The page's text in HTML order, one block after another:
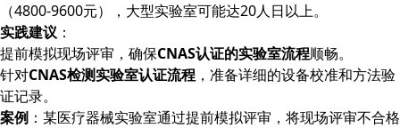
（4800-9600元），大型实验室可能达20人日以上。
实践建议 ：
提前模拟现场评审，确保CNAS认证的实验室流程顺畅。
针对CNAS检测实验室认证流程 ，准备详细的设备校准和方法验
证记录。
案例 ：某医疗器械实验室通过提前模拟评审，将现场评审不合格